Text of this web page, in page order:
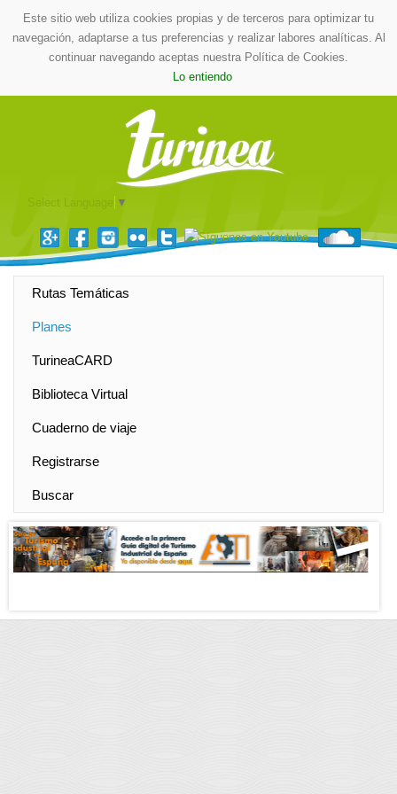
Este sitio web utiliza cookies propias y de terceros para optimizar tu
navegación, adaptarse a tus preferencias y realizar labores analíticas. Al
continuar navegando aceptas nuestra Política de Cookies.
Lo entiendo
▼
Rutas Temáticas
Planes
TurineaCARD
Biblioteca Virtual
Cuaderno de viaje
Registrarse
Buscar